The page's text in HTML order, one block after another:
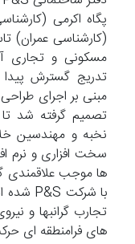
پگاه اکرمی
(کارشناسی عمران)
تدریج گسترش پیدا
تصمیم گرفته شد تا
نخبه و مهندسین
سخت افزاری و نرم
ها موجب علاقمندی
تجارب گرانبها و
های فرامنطقه ای